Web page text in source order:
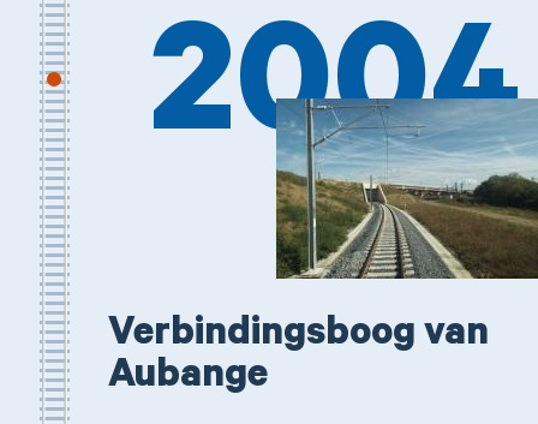
Verbindingsboog van
Aubange
2004